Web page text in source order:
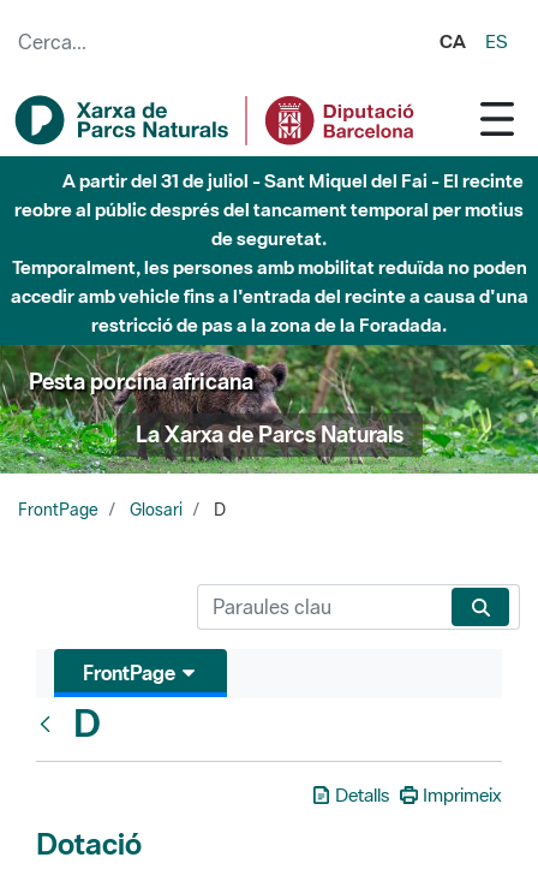
CA ES
A partir del 31 de juliol - Sant Miquel del Fai - El recinte
reobre al públic després del tancament temporal per motius
de seguretat.
Temporalment, les persones amb mobilitat reduïda no poden
accedir amb vehicle fins a l'entrada del recinte a causa d'una
restricció de pas a la zona de la Foradada.
Pesta porcina africana
La Xarxa de Parcs Naturals
FrontPage Glosari D
FrontPage
D
Detalls Imprimeix
Dotació